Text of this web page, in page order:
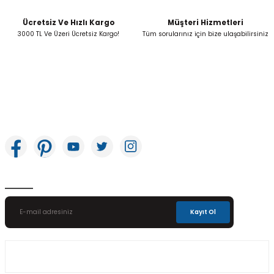
Gönder
Ücretsiz Ve Hızlı Kargo
3000 TL Ve Üzeri Ücretsiz Kargo!
Müşteri Hizmetleri
Tüm sorularınız için bize ulaşabilirsiniz
Kayıt Ol